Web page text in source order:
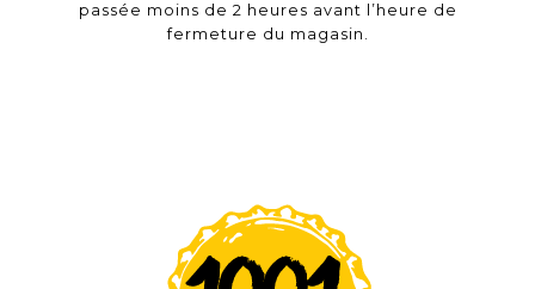
passée moins de 2 heures avant l’heure de
fermeture du magasin.